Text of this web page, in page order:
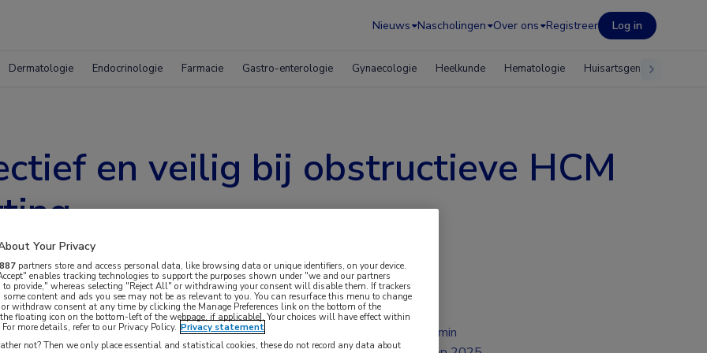
Nieuws Nascholingen Over ons Registreer Log in
Dermatologie Endocrinologie Farmacie Gastro-enterologie Gynaecologie Heelkunde Hematologie Huisartsgeneeskunde
en veilig bij obstructieve HCM
in de dagelijkse klinische praktijk
2 min
Your Privacy
887 partners store and access personal data, like browsing data or unique identifiers, on your device.
enables tracking technologies to support the purposes shown under "we and our partners
to provide," whereas selecting "Reject All" or withdrawing your consent will disable them. If trackers
some content and ads you see may not be as relevant to you. You can resurface this menu to change
or withdraw consent at any time by clicking the Manage Preferences link on the bottom of the
floating icon on the bottom-left of the webpage, if applicable]. Your choices will have effect within
more details, refer to our Privacy Policy. Privacy statement
not? Then we only place essential and statistical cookies, these do not record any data about